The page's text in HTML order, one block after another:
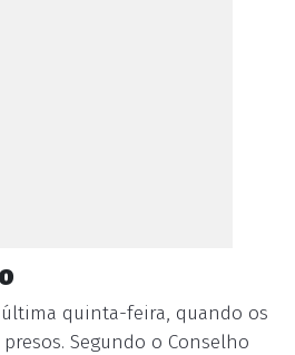
quinta-feira, quando os
Segundo o Conselho